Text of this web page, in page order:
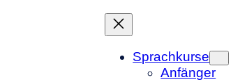
Sprachkurse
Anfänger